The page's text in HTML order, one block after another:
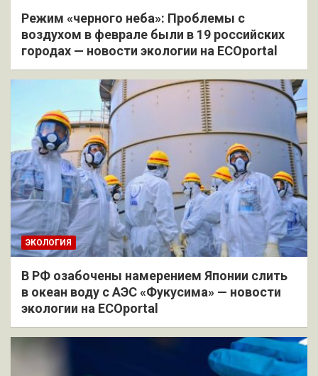
Режим «черного неба»: Проблемы с
воздухом в феврале были в 19 российских
городах — новости экологии на ECOportal
ЭКОЛОГИЯ
В РФ озабочены намерением Японии слить
в океан воду с АЭС «Фукусима» — новости
экологии на ECOportal